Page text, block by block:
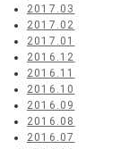
2017.03
2017.02
2017.01
2016.12
2016.11
2016.10
2016.09
2016.08
2016.07